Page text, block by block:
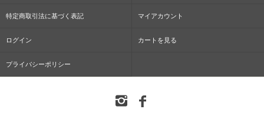
特定商取引法に基づく表記 マイアカウント
ログイン カートを見る
プライバシーポリシー